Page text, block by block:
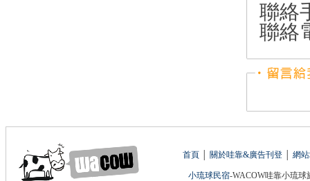
聯絡
聯絡
首頁 關於哇靠&廣告刊登 網
小琉球民宿-WACOW哇靠小琉球